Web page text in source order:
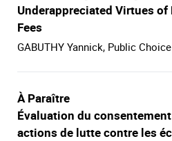
Underappreciated Virtues
Fees
GABUTHY Yannick, Public Choice
À Paraître
Évaluation du
actions de lutte contre les